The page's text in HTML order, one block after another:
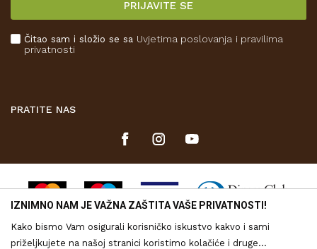
Kako kupiti
PRIJAVITE SE
Čitao sam i složio se sa Uvjetima poslovanja i pravilima
privatnosti
PRATITE NAS
IZNIMNO NAM JE VAŽNA ZAŠTITA VAŠE PRIVATNOSTI!
Kako bismo Vam osigurali korisničko iskustvo kakvo i sami
priželjkujete na našoj stranici koristimo kolačiće i druge